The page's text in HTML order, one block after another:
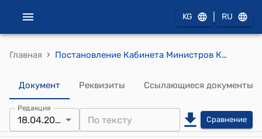
KG RU
Главная › Постановление Кабинета Министров КР от 24 декабря 2021 года № 341 "О создании открытого акционерного общества "Кыргызиндустрия" и внесении изменений в некоторые решения Правительства Кыргызской Республики и Кабинета Министров Кыргызской Республики"
Документ Реквизиты Ссылающиеся документы
Редакция
18.04.2026 Сравнение